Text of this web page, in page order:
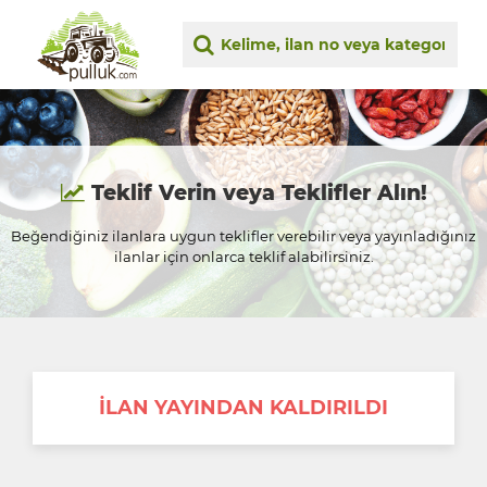
Teklif Verin veya Teklifler Alın!
Beğendiğiniz ilanlara uygun teklifler verebilir veya yayınladığınız
ilanlar için onlarca teklif alabilirsiniz.
İLAN YAYINDAN KALDIRILDI